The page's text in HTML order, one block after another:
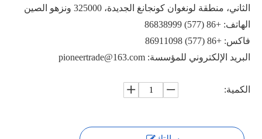
الثاني، منطقة لونغوان كونجانغ الجديدة، 325000 ونزهو الصين
الهاتف: +86 (577) 86838999
فاكس: +86 (577) 86911098
البريد الإلكتروني للمؤسسة: pioneertrade@163.com
الكمية: